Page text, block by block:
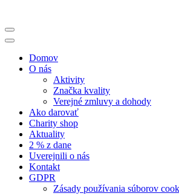
Domov
O nás
Aktivity
Značka kvality
Verejné zmluvy a dohody
Ako darovať
Charity shop
Aktuality
2 % z dane
Uverejnili o nás
Kontakt
GDPR
Zásady používania súborov